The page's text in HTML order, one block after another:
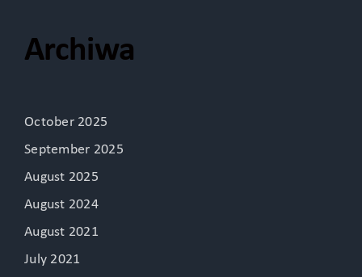
Archiwa
October 2025
September 2025
August 2025
August 2024
August 2021
July 2021